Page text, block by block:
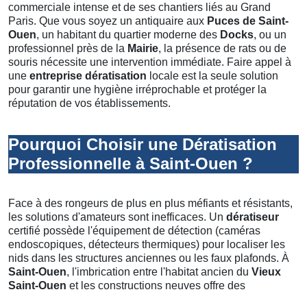
commerciale intense et de ses chantiers liés au Grand
Paris. Que vous soyez un antiquaire aux Puces de Saint-
Ouen, un habitant du quartier moderne des Docks, ou un
professionnel près de la Mairie, la présence de rats ou de
souris nécessite une intervention immédiate. Faire appel à
une entreprise dératisation locale est la seule solution
pour garantir une hygiène irréprochable et protéger la
réputation de vos établissements.
Pourquoi Choisir une Dératisation
Professionnelle à Saint-Ouen ?
Face à des rongeurs de plus en plus méfiants et résistants,
les solutions d'amateurs sont inefficaces. Un dératiseur
certifié possède l'équipement de détection (caméras
endoscopiques, détecteurs thermiques) pour localiser les
nids dans les structures anciennes ou les faux plafonds. À
Saint-Ouen, l'imbrication entre l'habitat ancien du Vieux
Saint-Ouen et les constructions neuves offre des